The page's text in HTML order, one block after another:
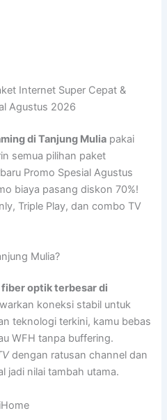
Internet Super Cepat &
Agustus 2026
di Tanjung Mulia pakai
semua pilihan paket
Promo Spesial Agustus
biaya pasang diskon 70%!
Triple Play, dan combo TV
Mulia?
optik terbesar di
koneksi stabil untuk
teknologi terkini, kamu bebas
WFH tanpa buffering.
dengan ratusan channel dan
jadi nilai tambah utama.